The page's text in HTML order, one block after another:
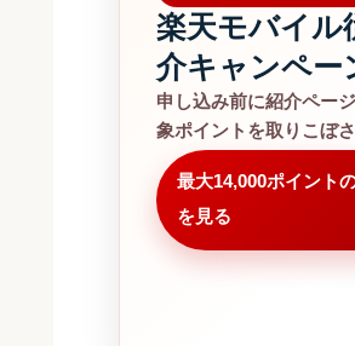
楽天モバイル
介キャンペー
申し込み前に紹介ペー
象ポイントを取りこぼ
最大14,000ポイント
を見る